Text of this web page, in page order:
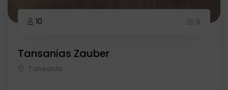
10 8
Tansanias Zauber
Tansania